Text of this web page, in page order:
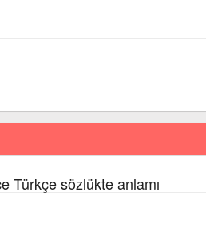
Türkçe sözlükte anlamı